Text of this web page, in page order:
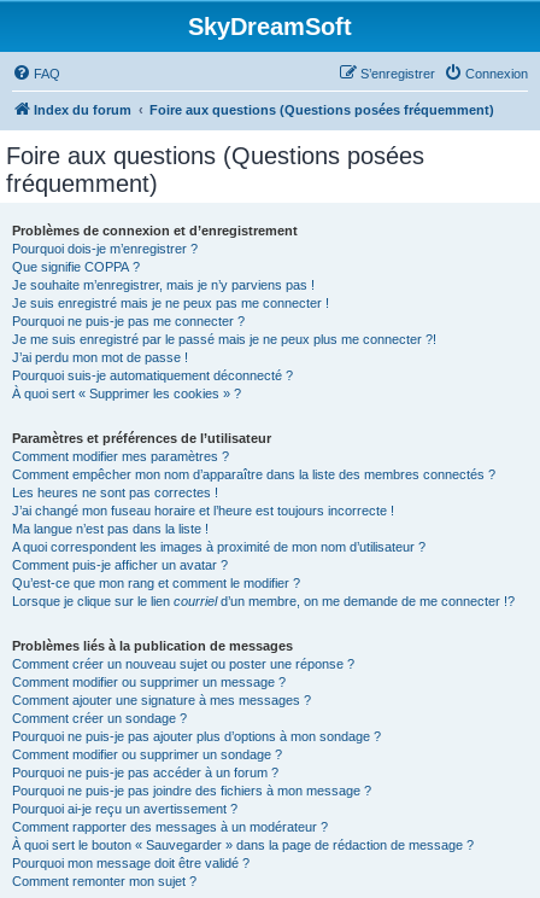
SkyDreamSoft
FAQ Connexion
S’enregistrer
Index du forum Foire aux questions (Questions posées fréquemment)
Foire aux questions (Questions posées
fréquemment)
Problèmes de connexion et d’enregistrement
Pourquoi dois-je m’enregistrer ?
Que signifie COPPA ?
Je souhaite m’enregistrer, mais je n’y parviens pas !
Je suis enregistré mais je ne peux pas me connecter !
Pourquoi ne puis-je pas me connecter ?
Je me suis enregistré par le passé mais je ne peux plus me connecter ?!
J’ai perdu mon mot de passe !
Pourquoi suis-je automatiquement déconnecté ?
À quoi sert « Supprimer les cookies » ?
Paramètres et préférences de l’utilisateur
Comment modifier mes paramètres ?
Comment empêcher mon nom d’apparaître dans la liste des membres connectés ?
Les heures ne sont pas correctes !
J’ai changé mon fuseau horaire et l’heure est toujours incorrecte !
Ma langue n’est pas dans la liste !
A quoi correspondent les images à proximité de mon nom d’utilisateur ?
Comment puis-je afficher un avatar ?
Qu’est-ce que mon rang et comment le modifier ?
Lorsque je clique sur le lien courrield’un membre, on me demande de me connecter !?
Problèmes liés à la publication de messages
Comment créer un nouveau sujet ou poster une réponse ?
Comment modifier ou supprimer un message ?
Comment ajouter une signature à mes messages ?
Comment créer un sondage ?
Pourquoi ne puis-je pas ajouter plus d’options à mon sondage ?
Comment modifier ou supprimer un sondage ?
Pourquoi ne puis-je pas accéder à un forum ?
Pourquoi ne puis-je pas joindre des fichiers à mon message ?
Pourquoi ai-je reçu un avertissement ?
Comment rapporter des messages à un modérateur ?
À quoi sert le bouton « Sauvegarder » dans la page de rédaction de message ?
Pourquoi mon message doit être validé ?
Comment remonter mon sujet ?